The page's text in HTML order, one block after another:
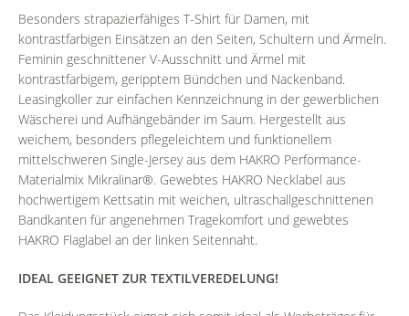
Besonders strapazierfähiges T-Shirt für Damen, mit
kontrastfarbigen Einsätzen an den Seiten, Schultern und Ärmeln.
Feminin geschnittener V-Ausschnitt und Ärmel mit
kontrastfarbigem, geripptem Bündchen und Nackenband.
Leasingkoller zur einfachen Kennzeichnung in der gewerblichen
Wäscherei und Aufhängebänder im Saum. Hergestellt aus
weichem, besonders pflegeleichtem und funktionellem
mittelschweren Single-Jersey aus dem HAKRO Performance-
Materialmix Mikralinar®. Gewebtes HAKRO Necklabel aus
hochwertigem Kettsatin mit weichen, ultraschallgeschnittenen
Bandkanten für angenehmen Tragekomfort und gewebtes
HAKRO Flaglabel an der linken Seitennaht.
IDEAL GEEIGNET ZUR TEXTILVEREDELUNG!